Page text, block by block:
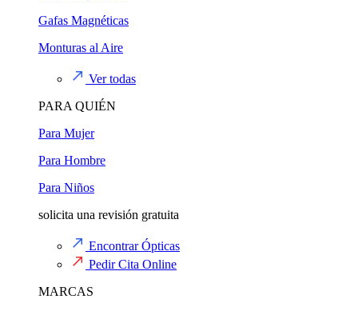
Gafas Magnéticas
Monturas al Aire
Ver todas
PARA QUIÉN
Para Mujer
Para Hombre
Para Niños
solicita una revisión gratuita
Encontrar Ópticas
Pedir Cita Online
MARCAS